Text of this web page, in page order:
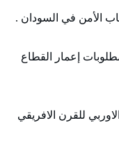
الأمن في السودان .
إعمار القطاع
للقرن الافريقي